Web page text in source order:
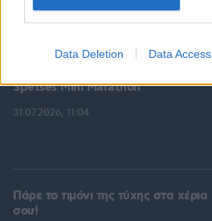
Data Deletion Data Access
14+1 λόγοι που αξίζει να ζήσεις το
Spetses Mini Marathon
31.07.2026, 11:04
Πάρε το τιμόνι της τύχης στα χέρια
σου!